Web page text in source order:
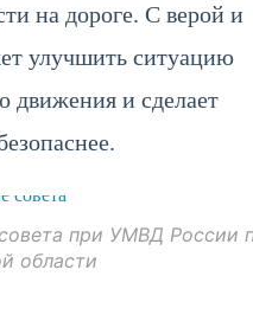
на дороге. С верой и
улучшить ситуацию
движения и сделает
при УМВД России
области